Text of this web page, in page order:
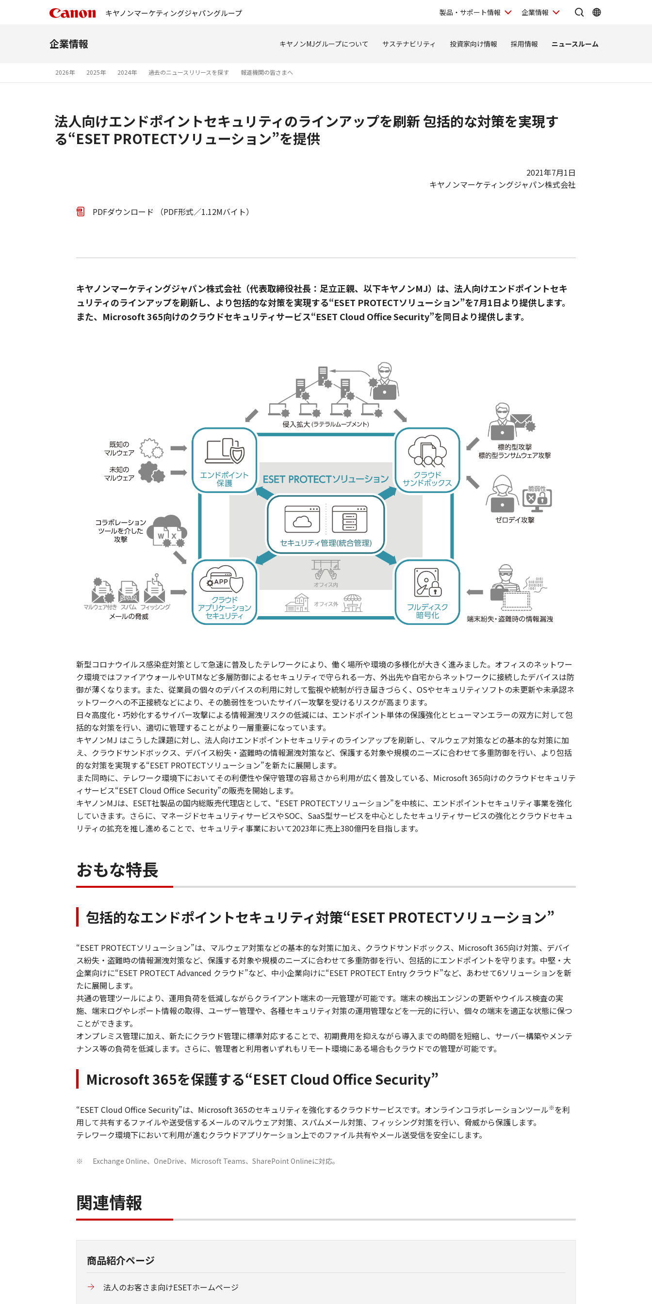
キヤノンマーケティングジャパングループ 製品・サポート情報 企業情報
企業情報 キヤノンMJグループについて サステナビリティ 投資家向け情報 採用情報 ニュースルーム
2026年 2025年 2024年 過去のニュースリリースを探す 報道機関の皆さまへ
法人向けエンドポイントセキュリティのラインアップを刷新 包括的な対策を実現す
る“ESET PROTECTソリューション”を提供
2021年7月1日
キヤノンマーケティングジャパン株式会社
PDFダウンロード （PDF形式／1.12Mバイト）
キヤノンマーケティングジャパン株式会社（代表取締役社長：足立正親、以下キヤノンMJ）は、法人向けエンドポイントセキ
ュリティのラインアップを刷新し、より包括的な対策を実現する“ESET PROTECTソリューション”を7月1日より提供します。
また、Microsoft 365向けのクラウドセキュリティサービス“ESET Cloud Office Security”を同日より提供します。
新型コロナウイルス感染症対策として急速に普及したテレワークにより、働く場所や環境の多様化が大きく進みました。オフィスのネットワー
ク環境ではファイアウォールやUTMなど多層防御によるセキュリティで守られる一方、外出先や自宅からネットワークに接続したデバイスは防
御が薄くなります。また、従業員の個々のデバイスの利用に対して監視や統制が行き届きづらく、OSやセキュリティソフトの未更新や未承認ネ
ットワークへの不正接続などにより、その脆弱性をついたサイバー攻撃を受けるリスクが高まります。
日々高度化・巧妙化するサイバー攻撃による情報漏洩リスクの低減には、エンドポイント単体の保護強化とヒューマンエラーの双方に対して包
括的な対策を行い、適切に管理することがより一層重要になっています。
キヤノンMJ はこうした課題に対し、法人向けエンドポイントセキュリティのラインアップを刷新し、マルウェア対策などの基本的な対策に加
え、クラウドサンドボックス、デバイス紛失・盗難時の情報漏洩対策など、保護する対象や規模のニーズに合わせて多重防御を行い、より包括
的な対策を実現する“ESET PROTECTソリューション”を新たに展開します。
また同時に、テレワーク環境下においてその利便性や保守管理の容易さから利用が広く普及している、Microsoft 365向けのクラウドセキュリテ
ィサービス“ESET Cloud Office Security”の販売を開始します。
キヤノンMJは、ESET社製品の国内総販売代理店として、“ESET PROTECTソリューション”を中核に、エンドポイントセキュリティ事業を強化
していきます。さらに、マネージドセキュリティサービスやSOC、SaaS型サービスを中心としたセキュリティサービスの強化とクラウドセキュ
リティの拡充を推し進めることで、セキュリティ事業において2023年に売上380億円を目指します。
おもな特長
包括的なエンドポイントセキュリティ対策“ESET PROTECTソリューション”
“ESET PROTECTソリューション”は、マルウェア対策などの基本的な対策に加え、クラウドサンドボックス、Microsoft 365向け対策、デバイ
ス紛失・盗難時の情報漏洩対策など、保護する対象や規模のニーズに合わせて多重防御を行い、包括的にエンドポイントを守ります。中堅・大
企業向けに“ESET PROTECT Advanced クラウド”など、中小企業向けに“ESET PROTECT Entry クラウド”など、あわせて6ソリューションを新
たに展開します。
共通の管理ツールにより、運用負荷を低減しながらクライアント端末の一元管理が可能です。端末の検出エンジンの更新やウイルス検査の実
施、端末ログやレポート情報の取得、ユーザー管理や、各種セキュリティ対策の運用管理などを一元的に行い、個々の端末を適正な状態に保つ
ことができます。
オンプレミス管理に加え、新たにクラウド管理に標準対応することで、初期費用を抑えながら導入までの時間を短縮し、サーバー構築やメンテ
ナンス等の負荷を低減します。さらに、管理者と利用者いずれもリモート環境にある場合もクラウドでの管理が可能です。
Microsoft 365を保護する“ESET Cloud Office Security”
“ESET Cloud Office Security”は、Microsoft 365のセキュリティを強化するクラウドサービスです。オンラインコラボレーションツール※を利
用して共有するファイルや送受信するメールのマルウェア対策、スパムメール対策、フィッシング対策を行い、脅威から保護します。
テレワーク環境下において利用が進むクラウドアプリケーション上でのファイル共有やメール送受信を安全にします。
※ Exchange Online、OneDrive、Microsoft Teams、SharePoint Onlineに対応。
関連情報
商品紹介ページ
法人のお客さま向けESETホームページ